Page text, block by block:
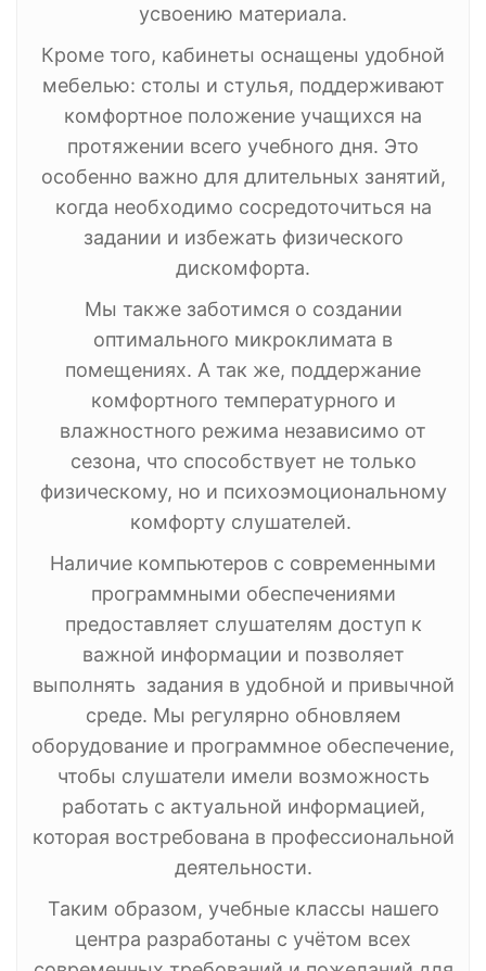
усвоению материала.
Кроме того, кабинеты оснащены удобной
мебелью: столы и стулья, поддерживают
комфортное положение учащихся на
протяжении всего учебного дня. Это
особенно важно для длительных занятий,
когда необходимо сосредоточиться на
задании и избежать физического
дискомфорта.
Мы также заботимся о создании
оптимального микроклимата в
помещениях. А так же, поддержание
комфортного температурного и
влажностного режима независимо от
сезона, что способствует не только
физическому, но и психоэмоциональному
комфорту слушателей.
Наличие компьютеров с современными
программными обеспечениями
предоставляет слушателям доступ к
важной информации и позволяет
выполнять задания в удобной и привычной
среде. Мы регулярно обновляем
оборудование и программное обеспечение,
чтобы слушатели имели возможность
работать с актуальной информацией,
которая востребована в профессиональной
деятельности.
Таким образом, учебные классы нашего
центра разработаны с учётом всех